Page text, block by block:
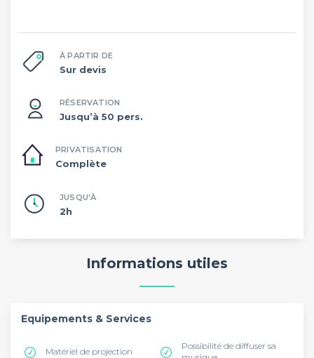
À PARTIR DE
Sur devis
RÉSERVATION
Jusqu’à 50 pers.
PRIVATISATION
Complète
JUSQU'À
2h
Informations utiles
Equipements & Services
Matériel de projection
Possibilité de diffuser sa